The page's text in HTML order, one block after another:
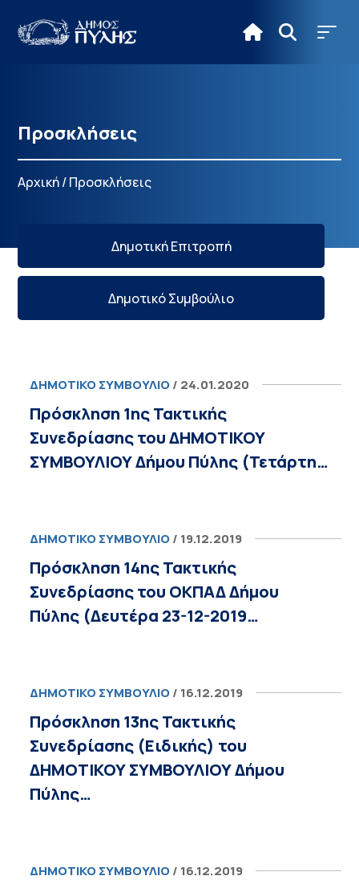
Προσκλήσεις
Αρχική/Προσκλήσεις
Δημοτική Επιτροπή
Δημοτικό Συμβούλιο
ΔΗΜΟΤΙΚΌ ΣΥΜΒΟΎΛΙΟ / 24.01.2020
Πρόσκληση 1ης Τακτικής
Συνεδρίασης του ΔΗΜΟΤΙΚΟΥ
ΣΥΜΒΟΥΛΙΟΥ Δήμου Πύλης (Τετάρτη…
ΔΗΜΟΤΙΚΌ ΣΥΜΒΟΎΛΙΟ / 19.12.2019
Πρόσκληση 14ης Τακτικής
Συνεδρίασης του OKΠΑΔ Δήμου
Πύλης (Δευτέρα 23-12-2019…
ΔΗΜΟΤΙΚΌ ΣΥΜΒΟΎΛΙΟ / 16.12.2019
Πρόσκληση 13ης Τακτικής
Συνεδρίασης (Ειδικής) του
ΔΗΜΟΤΙΚΟΥ ΣΥΜΒΟΥΛΙΟΥ Δήμου
Πύλης…
ΔΗΜΟΤΙΚΌ ΣΥΜΒΟΎΛΙΟ / 16.12.2019